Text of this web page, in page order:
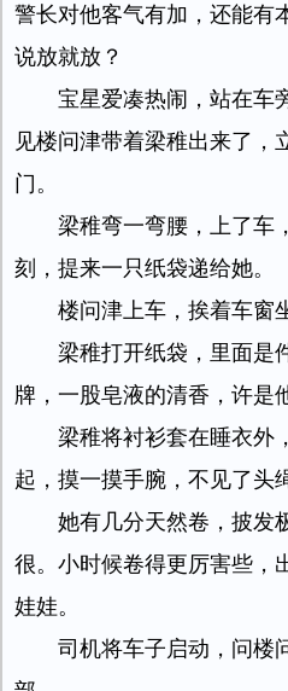
警长对他客气有加，还能有
说放就放？
宝星爱凑热闹，站在车
见楼问津带着梁稚出来了，
门。
梁稚弯一弯腰，上了车
刻，提来一只纸袋递给她。
楼问津上车，挨着车窗
梁稚打开纸袋，里面是
牌，一股皂液的清香，许是
梁稚将衬衫套在睡衣外
起，摸一摸手腕，不见了头
她有几分天然卷，披发
很。小时候卷得更厉害些，
娃娃。
司机将车子启动，问楼